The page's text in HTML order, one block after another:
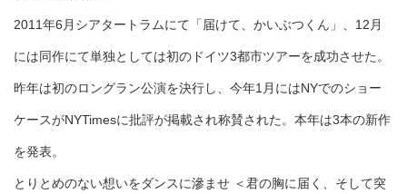
2011年6月シアタートラムにて「届けて、かいぶつくん」、12月
には同作にて単独としては初のドイツ3都市ツアーを成功させた。
昨年は初のロングラン公演を決行し、今年1月にはNYでのショー
ケースがNYTimesに批評が掲載され称賛された。本年は3本の新作
を発表。
とりとめのない想いをダンスに滲ませ ＜君の胸に届く、そして突